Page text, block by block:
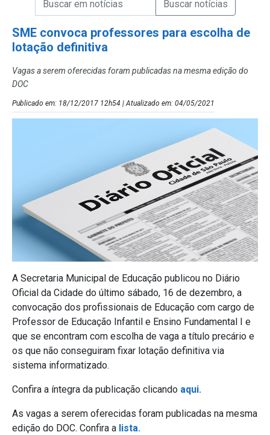
SME convoca professores para escolha de
lotação definitiva
Vagas a serem oferecidas foram publicadas na mesma edição do
DOC
Publicado em: 18/12/2017 12h54 | Atualizado em: 04/05/2021
A Secretaria Municipal de Educação publicou no Diário
Oficial da Cidade do último sábado, 16 de dezembro, a
convocação dos profissionais de Educação com cargo de
Professor de Educação Infantil e Ensino Fundamental I e
que se encontram com escolha de vaga a título precário e
os que não conseguiram fixar lotação definitiva via
sistema informatizado.
Confira a íntegra da publicação clicando aqui.
As vagas a serem oferecidas foram publicadas na mesma
edição do DOC. Confira a lista.